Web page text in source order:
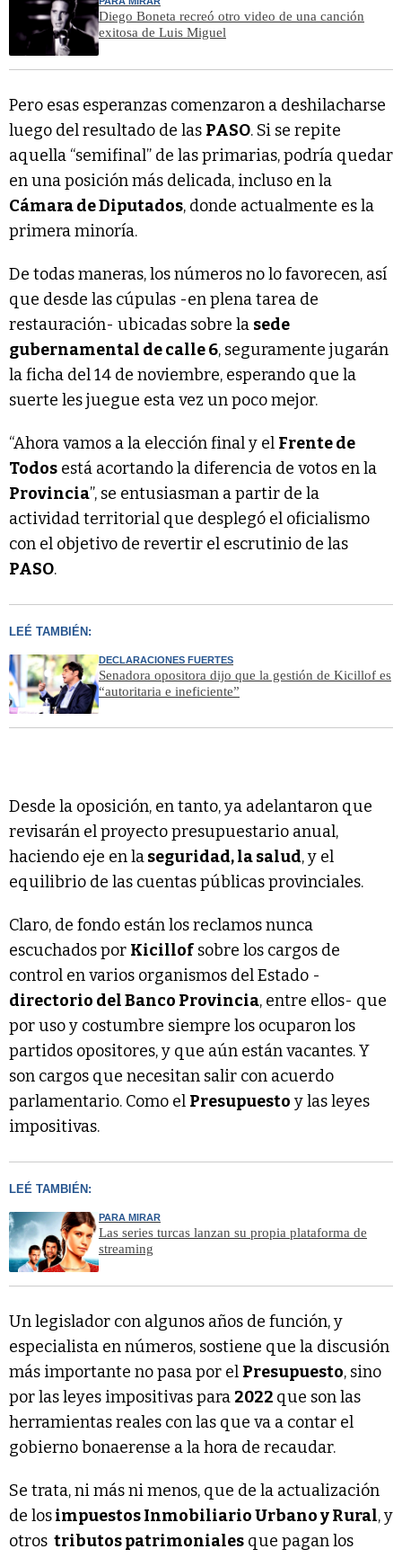
Diego Boneta recreó otro video de una canción
exitosa de Luis Miguel
Pero esas esperanzas comenzaron a deshilacharse
luego del resultado de las PASO. Si se repite
aquella “semifinal” de las primarias, podría quedar
en una posición más delicada, incluso en la
Cámara de Diputados, donde actualmente es la
primera minoría.
De todas maneras, los números no lo favorecen, así
que desde las cúpulas -en plena tarea de
restauración- ubicadas sobre la sede
gubernamental de calle 6, seguramente jugarán
la ficha del 14 de noviembre, esperando que la
suerte les juegue esta vez un poco mejor.
“Ahora vamos a la elección final y el Frente de
Todos está acortando la diferencia de votos en la
Provincia”, se entusiasman a partir de la
actividad territorial que desplegó el oficialismo
con el objetivo de revertir el escrutinio de las
PASO.
LEÉ TAMBIÉN:
DECLARACIONES FUERTES
Senadora opositora dijo que la gestión de Kicillof es
“autoritaria e ineficiente”
Desde la oposición, en tanto, ya adelantaron que
revisarán el proyecto presupuestario anual,
haciendo eje en laseguridad, la salud, y el
equilibrio de las cuentas públicas provinciales.
Claro, de fondo están los reclamos nunca
escuchados por Kicillofsobre los cargos de
control en varios organismos del Estado -
directorio del Banco Provincia, entre ellos- que
por uso y costumbre siempre los ocuparon los
partidos opositores, y que aún están vacantes. Y
son cargos que necesitan salir con acuerdo
parlamentario. Como el Presupuesto y las leyes
impositivas.
LEÉ TAMBIÉN:
PARA MIRAR
Las series turcas lanzan su propia plataforma de
streaming
Un legislador con algunos años de función, y
especialista en números, sostiene que la discusión
más importante no pasa por el Presupuesto, sino
por las leyes impositivas para 2022 que son las
herramientas reales con las que va a contar el
gobierno bonaerense a la hora de recaudar.
Se trata, ni más ni menos, que de la actualización
de losimpuestos Inmobiliario Urbano y Rural, y
otros tributos patrimoniales que pagan los